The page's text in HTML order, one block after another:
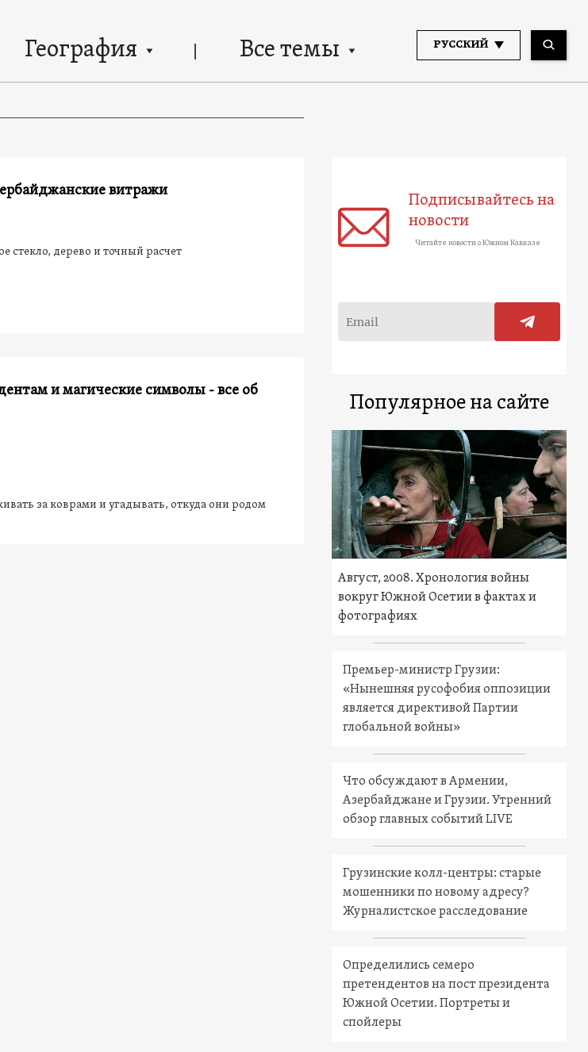
География Все темы РУССКИЙ
витражи
стекло, дерево и точный расчет
и магические символы - все об
за коврами и угадывать, откуда они родом
Подписывайтесь на
новости
Читайте новости о Южном Кавказе
Популярное на сайте
Август, 2008. Хронология войны
вокруг Южной Осетии в фактах и
фотографиях
Премьер-министр Грузии:
«Нынешняя русофобия оппозиции
является директивой Партии
глобальной войны»
Что обсуждают в Армении,
Азербайджане и Грузии. Утренний
обзор главных событий LIVE
Грузинские колл-центры: старые
мошенники по новому адресу?
Журналистское расследование
Определились семеро
претендентов на пост президента
Южной Осетии. Портреты и
спойлеры